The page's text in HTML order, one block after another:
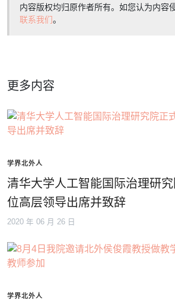
内容版权均归原作者所有。如您认为内容
联系我们。
更多内容
学界北外人
清华大学人工智能国际治理研
位高层领导出席并致辞
2020 年 06 月 26 日
学界北外人